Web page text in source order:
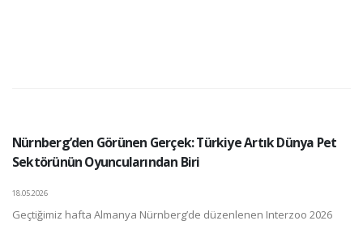
Nürnberg’den Görünen Gerçek: Türkiye Artık Dünya Pet
Sektörünün Oyuncularından Biri
18.05.2026
Geçtiğimiz hafta Almanya Nürnberg’de düzenlenen Interzoo 2026